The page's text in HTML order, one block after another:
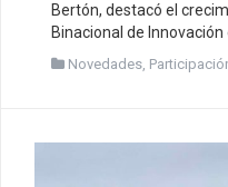
Bertón, destacó el
Binacional de Innovación
Novedades,